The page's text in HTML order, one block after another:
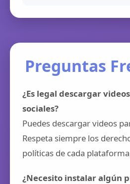
Preguntas
¿Es legal descargar
sociales?
Puedes descargar videos
Respeta siempre los
políticas de cada
¿Necesito instalar algún